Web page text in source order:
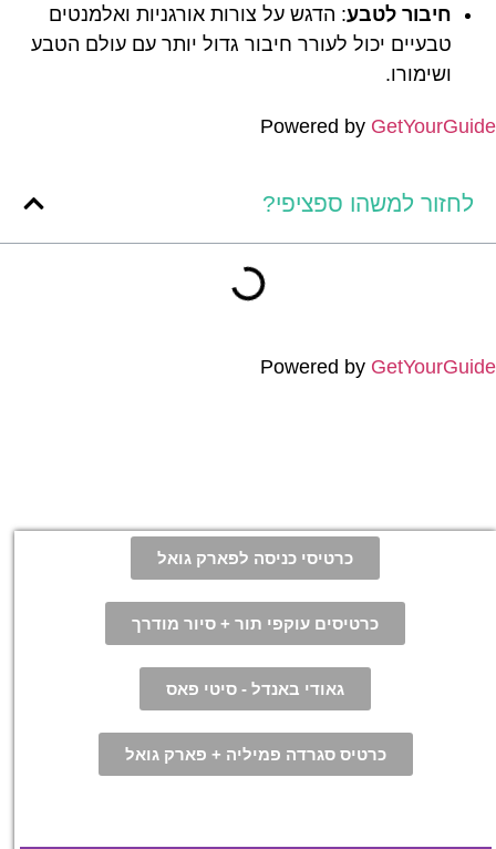
חיבור לטבע: הדגש על צורות אורגניות ואלמנטים
טבעיים יכול לעורר חיבור גדול יותר עם עולם הטבע
ושימורו.
Powered by GetYourGuide
לחזור למשהו ספציפי?
Powered by GetYourGuide
כרטיסי כניסה לפארק גואל
כרטיסים עוקפי תור + סיור מודרך
גאודי באנדל - סיטי פאס
כרטיס סגרדה פמיליה + פארק גואל